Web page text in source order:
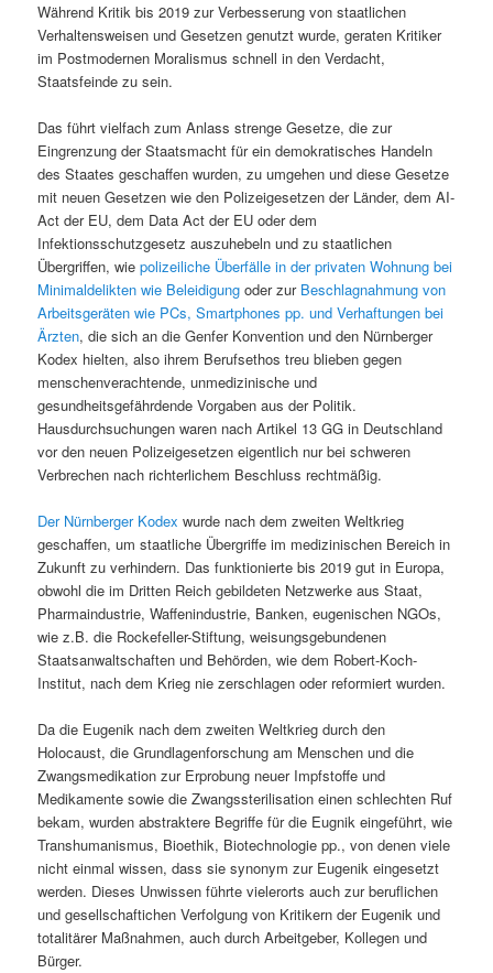
Während Kritik bis 2019 zur Verbesserung von staatlichen
Verhaltensweisen und Gesetzen genutzt wurde, geraten Kritiker
im Postmodernen Moralismus schnell in den Verdacht,
Staatsfeinde zu sein.
Das führt vielfach zum Anlass strenge Gesetze, die zur
Eingrenzung der Staatsmacht für ein demokratisches Handeln
des Staates geschaffen wurden, zu umgehen und diese Gesetze
mit neuen Gesetzen wie den Polizeigesetzen der Länder, dem AI-
Act der EU, dem Data Act der EU oder dem
Infektionsschutzgesetz auszuhebeln und zu staatlichen
Übergriffen, wiepolizeiliche Überfälle in der privaten Wohnung bei
Minimaldelikten wie Beleidigung oder zur Beschlagnahmung von
Arbeitsgeräten wie PCs, Smartphones pp. und Verhaftungen bei
Ärzten, die sich an die Genfer Konvention und den Nürnberger
Kodex hielten, also ihrem Berufsethos treu blieben gegen
menschenverachtende, unmedizinische und
gesundheitsgefährdende Vorgaben aus der Politik.
Hausdurchsuchungen waren nach Artikel 13 GG in Deutschland
vor den neuen Polizeigesetzen eigentlich nur bei schweren
Verbrechen nach richterlichem Beschluss rechtmäßig.
Der Nürnberger Kodex wurde nach dem zweiten Weltkrieg
geschaffen, um staatliche Übergriffe im medizinischen Bereich in
Zukunft zu verhindern. Das funktionierte bis 2019 gut in Europa,
obwohl die im Dritten Reich gebildeten Netzwerke aus Staat,
Pharmaindustrie, Waffenindustrie, Banken, eugenischen NGOs,
wie z.B. die Rockefeller-Stiftung, weisungsgebundenen
Staatsanwaltschaften und Behörden, wie dem Robert-Koch-
Institut, nach dem Krieg nie zerschlagen oder reformiert wurden.
Da die Eugenik nach dem zweiten Weltkrieg durch den
Holocaust, die Grundlagenforschung am Menschen und die
Zwangsmedikation zur Erprobung neuer Impfstoffe und
Medikamente sowie die Zwangssterilisation einen schlechten Ruf
bekam, wurden abstraktere Begriffe für die Eugnik eingeführt, wie
Transhumanismus, Bioethik, Biotechnologie pp., von denen viele
nicht einmal wissen, dass sie synonym zur Eugenik eingesetzt
werden. Dieses Unwissen führte vielerorts auch zur beruflichen
und gesellschaftichen Verfolgung von Kritikern der Eugenik und
totalitärer Maßnahmen, auch durch Arbeitgeber, Kollegen und
Bürger.